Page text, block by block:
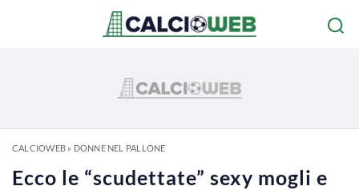
CALCIOWEB» DONNE NEL PALLONE
Ecco le “scudettate” sexy mogli e